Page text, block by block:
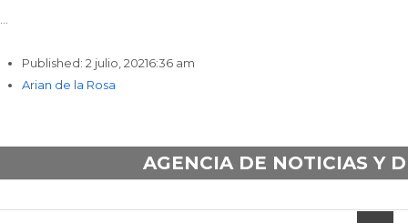
Published: 2 julio, 20216:36 am
Author
Arian de la Rosa
AGENCIA DE NOTICIAS Y